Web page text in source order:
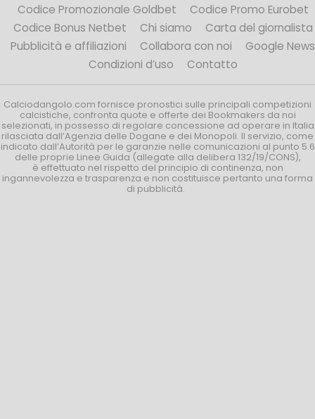
Codice Promozionale Goldbet
Codice Promo Eurobet
Codice Bonus Netbet
Chi siamo
Carta del giornalista
Pubblicità e affiliazioni
Collabora con noi
Google News
Condizioni d’uso
Contatto
Calciodangolo.com fornisce pronostici sulle principali competizioni
calcistiche, confronta quote e offerte dei Bookmakers da noi
selezionati, in possesso di regolare concessione ad operare in Italia
rilasciata dall’Agenzia delle Dogane e dei Monopoli. Il servizio, come
indicato dall’Autorità per le garanzie nelle comunicazioni al punto 5.6
delle proprie Linee Guida (allegate alla delibera 132/19/CONS),
è effettuato nel rispetto del principio di continenza, non
ingannevolezza e trasparenza e non costituisce pertanto una forma
di pubblicità.